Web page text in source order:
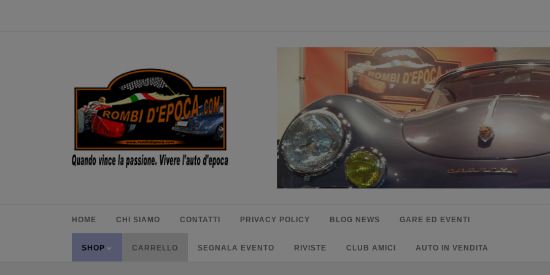
HOME CHI SIAMO CONTATTI PRIVACY POLICY BLOG NEWS GARE ED EVENTI
SHOP CARRELLO SEGNALA EVENTO RIVISTE CLUB AMICI AUTO IN VENDITA